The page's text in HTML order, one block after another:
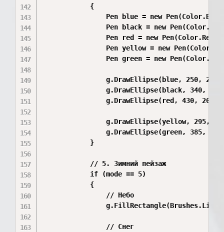
            {
Pen blue = new
Pen black = new
Pen red = new Pen(Color.Red,
Pen yellow = new
Pen green = new
g.DrawEllipse(blue, 250,
g.DrawEllipse(black, 340,
g.DrawEllipse(red, 430, 200,
g.DrawEllipse(yellow, 295,
g.DrawEllipse(green, 385,
            }
            // 5. Зимний пейзаж
            if (mode == 5)
            {
                // Небо
                // Снег